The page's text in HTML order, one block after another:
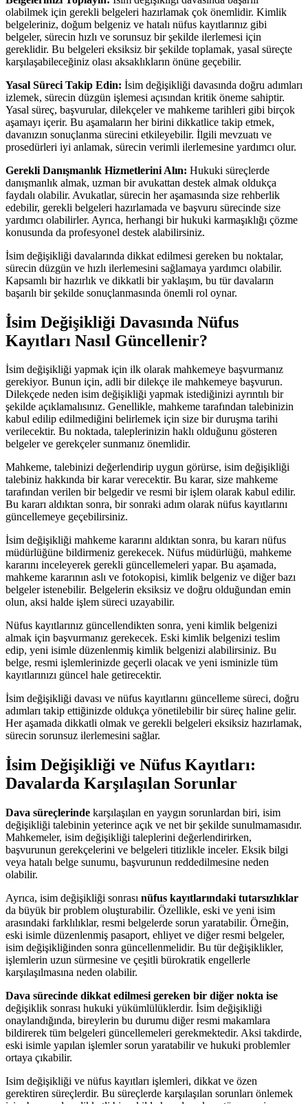
olabilmek için gerekli belgeleri hazırlamak çok önemlidir. Kimlik
belgeleriniz, doğum belgeniz ve hatalı nüfus kayıtlarınız gibi
belgeler, sürecin hızlı ve sorunsuz bir şekilde ilerlemesi için
gereklidir. Bu belgeleri eksiksiz bir şekilde toplamak, yasal süreçte
karşılaşabileceğiniz olası aksaklıkların önüne geçebilir.
Yasal Süreci Takip Edin: İsim değişikliği davasında doğru adımları
izlemek, sürecin düzgün işlemesi açısından kritik öneme sahiptir.
Yasal süreç, başvurular, dilekçeler ve mahkeme tarihleri gibi birçok
aşamayı içerir. Bu aşamaların her birini dikkatlice takip etmek,
davanızın sonuçlanma sürecini etkileyebilir. İlgili mevzuatı ve
prosedürleri iyi anlamak, sürecin verimli ilerlemesine yardımcı olur.
Gerekli Danışmanlık Hizmetlerini Alın: Hukuki süreçlerde
danışmanlık almak, uzman bir avukattan destek almak oldukça
faydalı olabilir. Avukatlar, sürecin her aşamasında size rehberlik
edebilir, gerekli belgeleri hazırlamada ve başvuru sürecinde size
yardımcı olabilirler. Ayrıca, herhangi bir hukuki karmaşıklığı çözme
konusunda da profesyonel destek alabilirsiniz.
İsim değişikliği davalarında dikkat edilmesi gereken bu noktalar,
sürecin düzgün ve hızlı ilerlemesini sağlamaya yardımcı olabilir.
Kapsamlı bir hazırlık ve dikkatli bir yaklaşım, bu tür davaların
başarılı bir şekilde sonuçlanmasında önemli rol oynar.
İsim Değişikliği Davasında Nüfus
Kayıtları Nasıl Güncellenir?
İsim değişikliği yapmak için ilk olarak mahkemeye başvurmanız
gerekiyor. Bunun için, adli bir dilekçe ile mahkemeye başvurun.
Dilekçede neden isim değişikliği yapmak istediğinizi ayrıntılı bir
şekilde açıklamalısınız. Genellikle, mahkeme tarafından talebinizin
kabul edilip edilmediğini belirlemek için size bir duruşma tarihi
verilecektir. Bu noktada, taleplerinizin haklı olduğunu gösteren
belgeler ve gerekçeler sunmanız önemlidir.
Mahkeme, talebinizi değerlendirip uygun görürse, isim değişikliği
talebiniz hakkında bir karar verecektir. Bu karar, size mahkeme
tarafından verilen bir belgedir ve resmi bir işlem olarak kabul edilir.
Bu kararı aldıktan sonra, bir sonraki adım olarak nüfus kayıtlarını
güncellemeye geçebilirsiniz.
İsim değişikliği mahkeme kararını aldıktan sonra, bu kararı nüfus
müdürlüğüne bildirmeniz gerekecek. Nüfus müdürlüğü, mahkeme
kararını inceleyerek gerekli güncellemeleri yapar. Bu aşamada,
mahkeme kararının aslı ve fotokopisi, kimlik belgeniz ve diğer bazı
belgeler istenebilir. Belgelerin eksiksiz ve doğru olduğundan emin
olun, aksi halde işlem süreci uzayabilir.
Nüfus kayıtlarınız güncellendikten sonra, yeni kimlik belgenizi
almak için başvurmanız gerekecek. Eski kimlik belgenizi teslim
edip, yeni isimle düzenlenmiş kimlik belgenizi alabilirsiniz. Bu
belge, resmi işlemlerinizde geçerli olacak ve yeni isminizle tüm
kayıtlarınızı güncel hale getirecektir.
İsim değişikliği davası ve nüfus kayıtlarını güncelleme süreci, doğru
adımları takip ettiğinizde oldukça yönetilebilir bir süreç haline gelir.
Her aşamada dikkatli olmak ve gerekli belgeleri eksiksiz hazırlamak,
sürecin sorunsuz ilerlemesini sağlar.
İsim Değişikliği ve Nüfus Kayıtları:
Davalarda Karşılaşılan Sorunlar
Dava süreçlerinde karşılaşılan en yaygın sorunlardan biri, isim
değişikliği talebinin yeterince açık ve net bir şekilde sunulmamasıdır.
Mahkemeler, isim değişikliği taleplerini değerlendirirken,
başvurunun gerekçelerini ve belgeleri titizlikle inceler. Eksik bilgi
veya hatalı belge sunumu, başvurunun reddedilmesine neden
olabilir.
Ayrıca, isim değişikliği sonrası nüfus kayıtlarındaki tutarsızlıklar
da büyük bir problem oluşturabilir. Özellikle, eski ve yeni isim
arasındaki farklılıklar, resmi belgelerde sorun yaratabilir. Örneğin,
eski isimle düzenlenmiş pasaport, ehliyet ve diğer resmi belgeler,
isim değişikliğinden sonra güncellenmelidir. Bu tür değişiklikler,
işlemlerin uzun sürmesine ve çeşitli bürokratik engellerle
karşılaşılmasına neden olabilir.
Dava sürecinde dikkat edilmesi gereken bir diğer nokta ise
değişiklik sonrası hukuki yükümlülüklerdir. İsim değişikliği
onaylandığında, bireylerin bu durumu diğer resmi makamlara
bildirerek tüm belgeleri güncellemeleri gerekmektedir. Aksi takdirde,
eski isimle yapılan işlemler sorun yaratabilir ve hukuki problemler
ortaya çıkabilir.
Isim değişikliği ve nüfus kayıtları işlemleri, dikkat ve özen
gerektiren süreçlerdir. Bu süreçlerde karşılaşılan sorunları önlemek